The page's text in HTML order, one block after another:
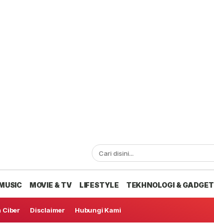
MOVIE & TV LIFESTYLE TEKHNOLOGI & GADGET
Ciber Disclaimer Hubungi Kami